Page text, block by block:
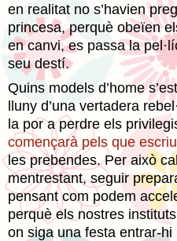
en realitat no s’havien
princesa, perquè obeïen
en canvi, es passa la
seu destí.
Quins models d’home
lluny d’una vertadera
la por a perdre els
començarà pels que
les prebendes. Per això
mentrestant, seguir
pensant com podem
perquè els nostres
on siga una festa entrar-hi